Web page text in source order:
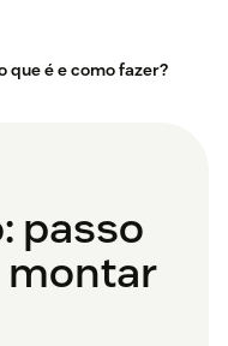
que é e como fazer?
passo
montar